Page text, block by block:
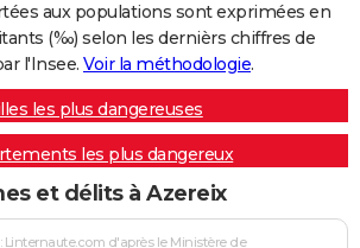
aux populations sont exprimées en
(‰) selon les dernièrs chiffres de
l'Insee. Voir la méthodologie.
les plus dangereuses
les plus dangereux
et délits à Azereix
Linternaute.com d'après le Ministère de